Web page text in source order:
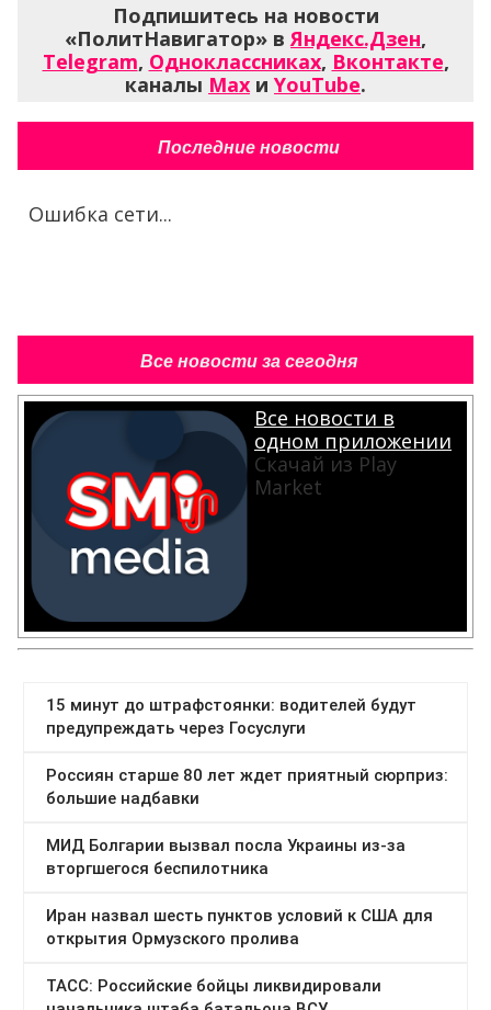
Подпишитесь на новости
«ПолитНавигатор» в Яндекс.Дзен,
Telegram, Одноклассниках, Вконтакте,
каналы Max и YouTube.
Последние новости
Ошибка сети...
Все новости за сегодня
Все новости в
одном приложении
Скачай из Play
Market